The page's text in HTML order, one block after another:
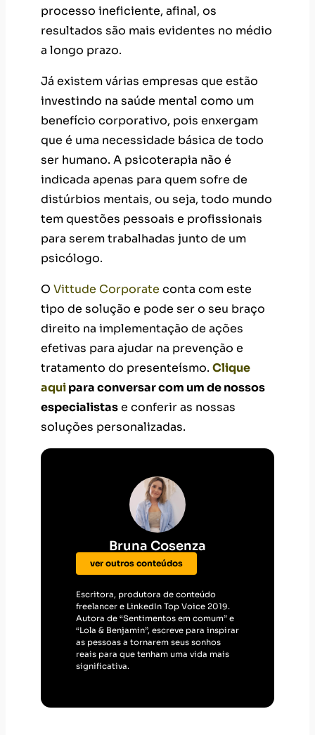
processo ineficiente, afinal, os
resultados são mais evidentes no médio
a longo prazo.
Já existem várias empresas que estão
investindo na saúde mental como um
benefício corporativo, pois enxergam
que é uma necessidade básica de todo
ser humano. A psicoterapia não é
indicada apenas para quem sofre de
distúrbios mentais, ou seja, todo mundo
tem questões pessoais e profissionais
para serem trabalhadas junto de um
psicólogo.
O Vittude Corporate conta com este
tipo de solução e pode ser o seu braço
direito na implementação de ações
efetivas para ajudar na prevenção e
tratamento do presenteísmo. Clique
aquipara conversar com um de nossos
especialistase conferir as nossas
soluções personalizadas.
Bruna Cosenza
ver outros conteúdos
Escritora, produtora de conteúdo
freelancer e LinkedIn Top Voice 2019.
Autora de “Sentimentos em comum” e
“Lola & Benjamin”, escreve para inspirar
as pessoas a tornarem seus sonhos
reais para que tenham uma vida mais
significativa.